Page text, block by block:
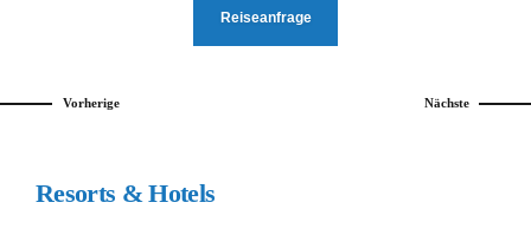
Reiseanfrage
Vorherige Nächste
Resorts & Hotels